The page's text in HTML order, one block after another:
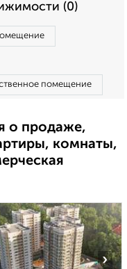
(0)
помещение
о продаже,
комнаты,
›